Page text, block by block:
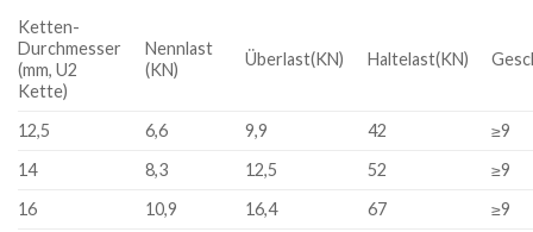
Ketten-
Durchmesser
(mm, U2
Kette)
Nennlast
(KN)
Überlast(KN) Haltelast(KN)
12,5 6,6 9,9 42 ≥9
14
8,3 12,5 52 ≥9
16
10,9 16,4 67 ≥9